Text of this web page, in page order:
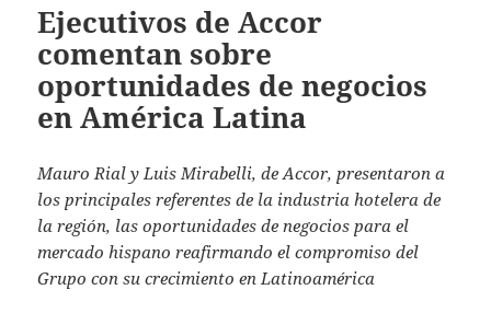
Ejecutivos de Accor
comentan sobre
oportunidades de negocios
en América Latina
Mauro Rial y Luis Mirabelli, de Accor, presentaron a
los principales referentes de la industria hotelera de
la región, las oportunidades de negocios para el
mercado hispano reafirmando el compromiso del
Grupo con su crecimiento en Latinoamérica